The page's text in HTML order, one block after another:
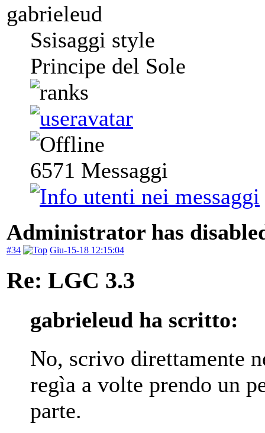
gabrieleud
Ssisaggi style
Principe del Sole
6571 Messaggi
Administrator has
#34 Giu-15-18 12:15:04
Re: LGC 3.3
gabrieleud ha scritto:
No, scrivo direttamente
regìa a volte prendo un
parte.